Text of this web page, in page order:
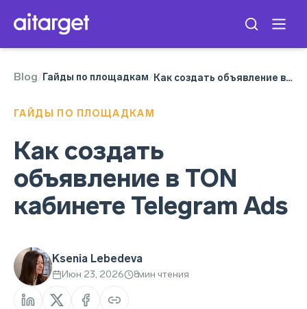
Blog/Гайды по площадкам/ Как создать объявление в TON кабинете Telegram Ads
ГАЙДЫ ПО ПЛОЩАДКАМ
Telegram Ads
Как создать
объявление в TON
кабинете Telegram Ads
Ksenia Lebedeva
Июн 23, 2026 8мин чтения